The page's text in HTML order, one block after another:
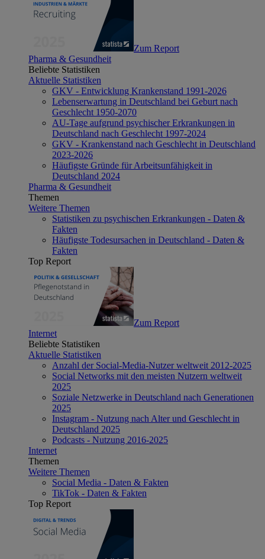
Zum Report
Pharma & Gesundheit
Beliebte Statistiken
Aktuelle Statistiken
GKV - Entwicklung Krankenstand 1991-2026
Lebenserwartung in Deutschland bei Geburt nach
Geschlecht 1950-2070
AU-Tage aufgrund psychischer Erkrankungen in
Deutschland nach Geschlecht 1997-2024
GKV - Krankenstand nach Geschlecht in Deutschland
2023-2026
Häufigste Gründe für Arbeitsunfähigkeit in
Deutschland 2024
Pharma & Gesundheit
Themen
Weitere Themen
Statistiken zu psychischen Erkrankungen - Daten &
Fakten
Häufigste Todesursachen in Deutschland - Daten &
Fakten
Top Report
Zum Report
Internet
Beliebte Statistiken
Aktuelle Statistiken
Anzahl der Social-Media-Nutzer weltweit 2012-2025
Social Networks mit den meisten Nutzern weltweit
2025
Soziale Netzwerke in Deutschland nach Generationen
2025
Instagram - Nutzung nach Alter und Geschlecht in
Deutschland 2025
Podcasts - Nutzung 2016-2025
Internet
Themen
Weitere Themen
Social Media - Daten & Fakten
TikTok - Daten & Fakten
Top Report